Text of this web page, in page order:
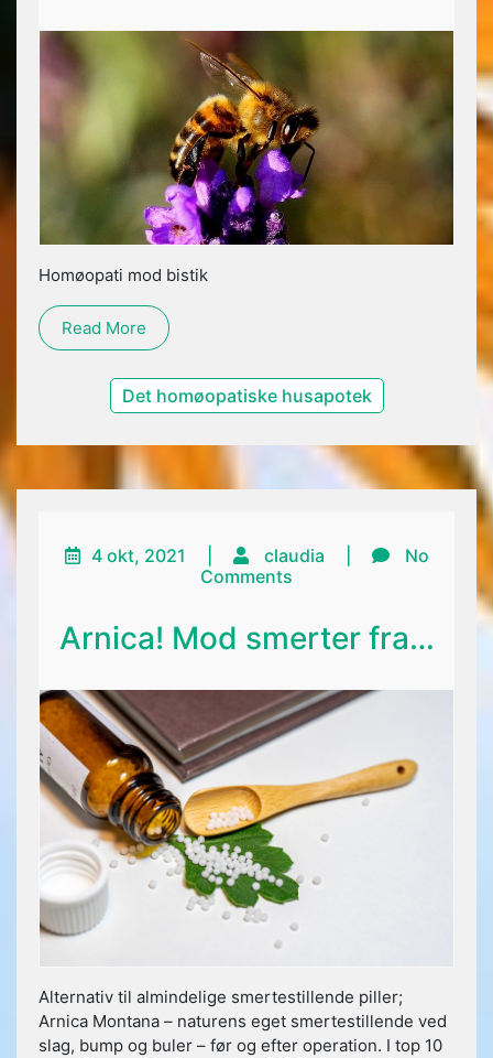
Homøopati mod bistik
Read More
Det homøopatiske husapotek
4 okt, 2021 claudia
No
Comments
Arnica! Mod smerter fra…
Alternativ til almindelige smertestillende piller;
Arnica Montana – naturens eget smertestillende ved
slag, bump og buler – før og efter operation. I top 10